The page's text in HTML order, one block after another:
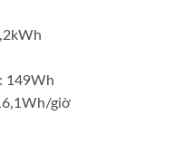
149Wh
giờ